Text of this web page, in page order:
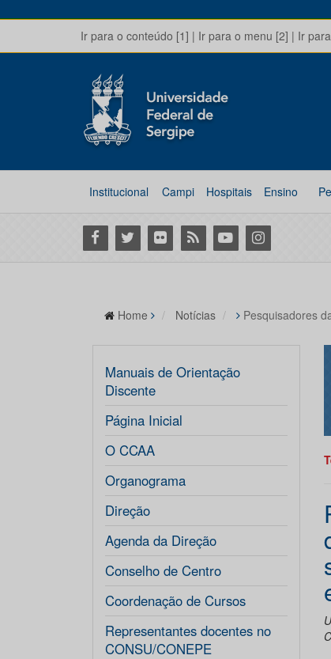
Ir para o conteúdo [1] | Ir para o menu [2] | Ir
Institucional Campi Hospitais Ensino
Facebook
Twitter Flickr RSS YoutubeInstagram
Home Notícias Pesquisadores
Manuais de Orientação
Discente
Página Inicial
O CCAA
Organograma
Direção
Agenda da Direção
Conselho de Centro
Coordenação de Cursos
Representantes docentes no
CONSU/CONEPE